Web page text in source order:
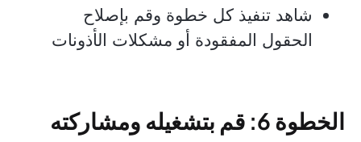
شاهد تنفيذ كل خطوة وقم بإصلاح
الحقول المفقودة أو مشكلات الأذونات
الخطوة 6: قم بتشغيله ومشاركته